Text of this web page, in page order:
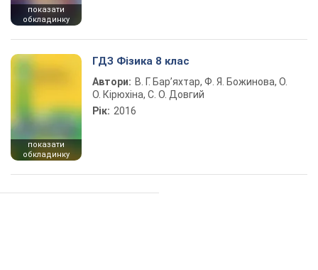
показати
обкладинку
показати
обкладинку
ГДЗ Фізика 8 клас
Автори: В. Г. Бар’яхтар, Ф. Я. Божинова, О.
О. Кірюхіна, С. О. Довгий
Рік: 2016